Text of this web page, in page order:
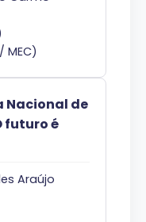
MEC)
Nacional de
futuro é
Araújo